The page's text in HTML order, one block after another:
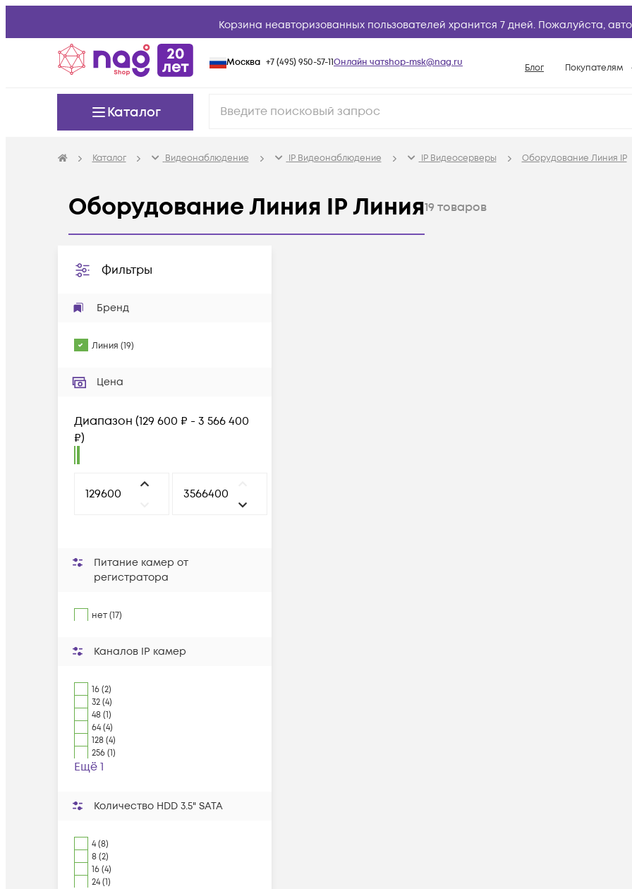
Корзина неавторизованных пользователей хранится 7 дней. Пожалуйста,
Москва +7 (495) 950-57-11Онлайн чатshop-msk@nag.ru Блог Покупателям
Условия
Каталог
Каталог Видеонаблюдение IP Видеонаблюдение IP Видеосерверы Оборудование Линия IP
Оборудование Линия IP Линия19 товаров
Фильтры
Бренд
Линия (19)
Цена
Диапазон (129 600 ₽ - 3 566 400
₽)
Питание камер от
регистратора
нет (17)
Каналов IP камер
16 (2)
32 (4)
48 (1)
64 (4)
128 (4)
256 (1)
Ещё 1
Количество HDD 3.5" SATA
4 (8)
8 (2)
16 (4)
24 (1)